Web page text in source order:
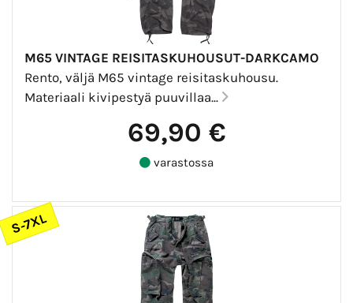
M65 VINTAGE REISITASKUHOUSUT-DARKCAMO
Rento, väljä M65 vintage reisitaskuhousu.
Materiaali kivipestyä puuvillaa...
69,90 €
varastossa
S-7XL